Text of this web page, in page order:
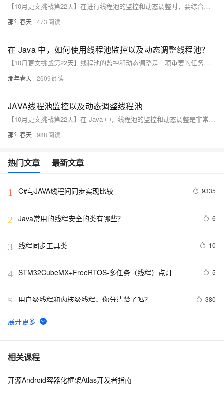
【10月更文挑战第22天】在进行线程池的监控和动态调整时，要综合考虑多方面的因素，谨慎操作，以确保线程池能够高效、稳定地运行，满足业务的需求。
那年春天 473
在 Java 中，如何使用线程池监控以及动态调整线程池？
【10月更文挑战第22天】线程池的监控和动态调整是一项重要的任务，需要我们结合具体的应用场景和需求，选择合适的方法和策略，以确保线程池始终处于最优状态，提高系统的性能和稳定性。
那年春天 2609
JAVA线程池监控以及动态调整线程池
【10月更文挑战第22天】在 Java 中，线程池的监控和动态调整是非常重要的，它可以帮助我们更好地管理系统资源，提高应用的性能和稳定性。
那年春天 988
热门文章 最新文章
1 C#与JAVA线程间同步实现比较 9335
2 Java常用的线程安全的类有哪些？ 6
3 线程同步工具类 10
4 STM32CubeMX+FreeRTOS-多任务（线程）点灯 5
5 用户级线程和内核级线程，你分清楚了吗？ 380
6
socket 通信 多线程调用窗体（委托）的几个知识点，
7 java 中的多线程   内部类实现 数据共享 和 Runnable实
8 Java线程：新特征-原子量
相关课程
开源Android容器化框架Atlas开发者指南